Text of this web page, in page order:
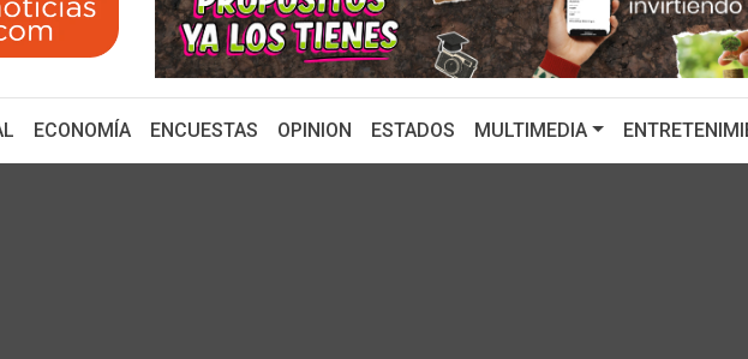
ECONOMÍA ENCUESTAS OPINION ESTADOS MULTIMEDIA